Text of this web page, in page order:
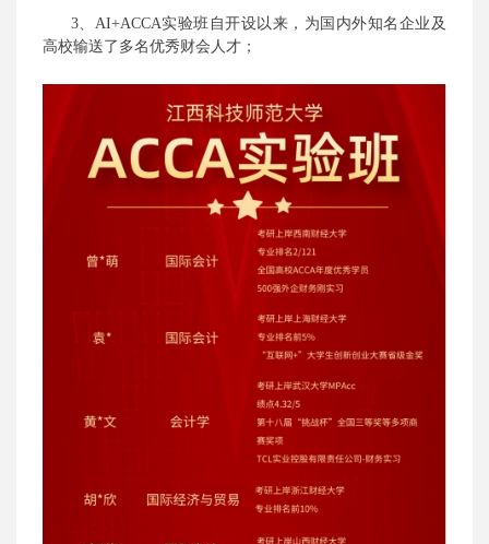
3、 AI+ACCA实验班自开设以来，为国内外知名企业及
高校输送了多名优秀财会人才 ；